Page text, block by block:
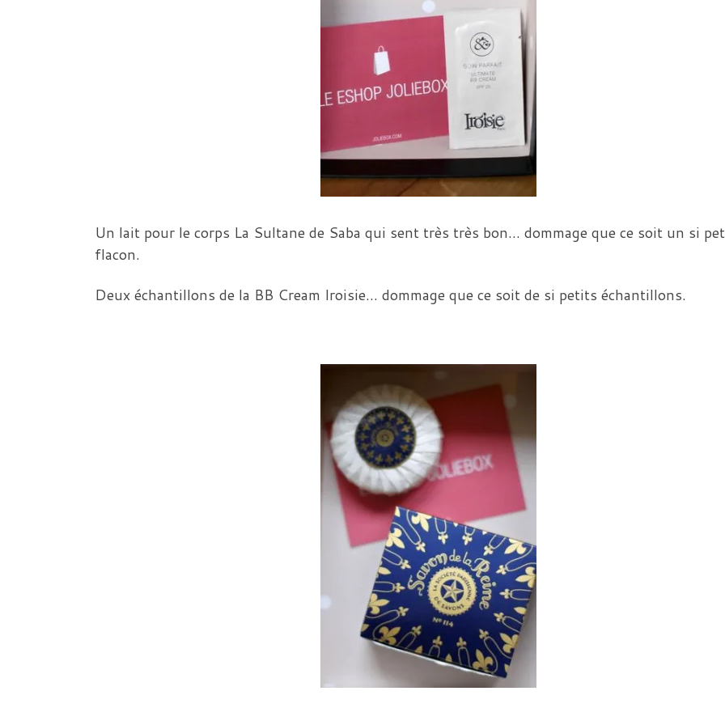
Un lait pour le corps La Sultane de Saba qui sent très très bon… dommage que ce soit un si
flacon.
Deux échantillons de la BB Cream Iroisie… dommage que ce soit de si petits échantillons.